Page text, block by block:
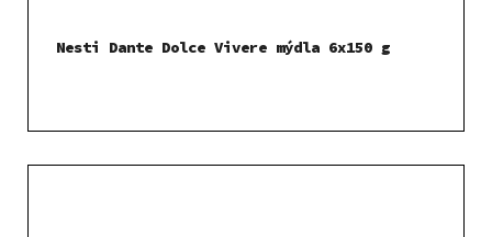
Nesti Dante Dolce Vivere mýdla 6x150 g